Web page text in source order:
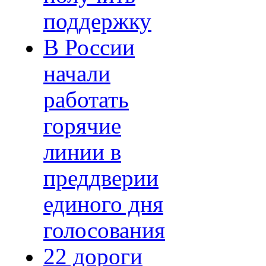
поддержку
В России
начали
работать
горячие
линии в
преддверии
единого дня
голосования
22 дороги